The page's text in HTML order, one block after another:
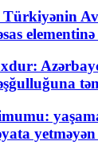
Türkiyənin
yetməyən